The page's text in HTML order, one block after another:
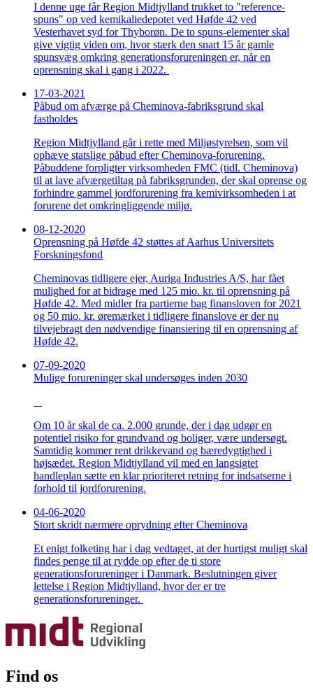
I denne uge får Region Midtjylland trukket to "reference-
spuns" op ved kemikaliedepotet ved Høfde 42 ved
Vesterhavet syd for Thyborøn. De to spuns-elementer skal
give vigtig viden om, hvor stærk den snart 15 år gamle
spunsvæg omkring generationsforureningen er, når en
oprensning skal i gang i 2022.
17-03-2021
Påbud om afværge på Cheminova-fabriksgrund skal
fastholdes
Region Midtjylland går i rette med Miljøstyrelsen, som vil
ophæve statslige påbud efter Cheminova-forurening.
Påbuddene forpligter virksomheden FMC (tidl. Cheminova)
til at lave afværgetiltag på fabriksgrunden, der skal oprense og
forhindre gammel jordforurening fra kemivirksomheden i at
forurene det omkringliggende miljø.
08-12-2020
Oprensning på Høfde 42 støttes af Aarhus Universitets
Forskningsfond
Cheminovas tidligere ejer, Auriga Industries A/S, har fået
mulighed for at bidrage med 125 mio. kr. til oprensning på
Høfde 42. Med midler fra partierne bag finansloven for 2021
og 50 mio. kr. øremærket i tidligere finanslove er der nu
tilvejebragt den nødvendige finansiering til en oprensning af
Høfde 42.
07-09-2020
Mulige forureninger skal undersøges inden 2030
Om 10 år skal de ca. 2.000 grunde, der i dag udgør en
potentiel risiko for grundvand og boliger, være undersøgt.
Samtidig kommer rent drikkevand og bæredygtighed i
højsædet. Region Midtjylland vil med en langsigtet
handleplan sætte en klar prioriteret retning for indsatserne i
forhold til jordforurening.
04-06-2020
Stort skridt nærmere oprydning efter Cheminova
Et enigt folketing har i dag vedtaget, at der hurtigst muligt skal
findes penge til at rydde op efter de ti store
generationsforureninger i Danmark. Beslutningen giver
lettelse i Region Midtjylland, hvor der er tre
generationsforureninger.
Find os